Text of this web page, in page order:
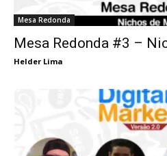
Mesa Redonda
Mesa Redonda #3 –
Helder Lima